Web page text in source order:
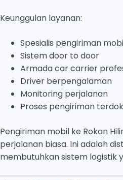
Keunggulan layanan:
Spesialis pengiriman
Sistem door to door
Armada car carrier
Driver berpengalaman
Monitoring perjalanan
Proses pengiriman
Pengiriman mobil ke Rokan
perjalanan biasa. Ini adalah
membutuhkan sistem logistik